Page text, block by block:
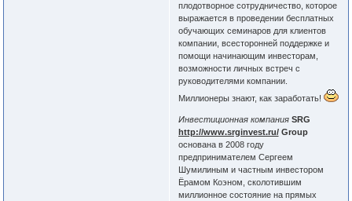
плодотворное сотрудничество, которое
выражается в проведении бесплатных
обучающих семинаров для клиентов
компании, всесторонней поддержке и
помощи начинающим инвесторам,
возможности личных встреч с
руководителями компании.
Миллионеры знают, как заработать!
Инвестиционная компания SRG
http://www.srginvest.ru/Group
основана в 2008 году
предпринимателем Сергеем
Шумилиным и частным инвестором
Ёрамом Коэном, сколотившим
миллионное состояние на прямых